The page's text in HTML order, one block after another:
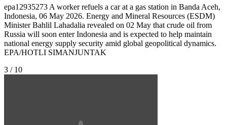
epa12935273 A worker refuels a car at a gas station in Banda Aceh,
Indonesia, 06 May 2026. Energy and Mineral Resources (ESDM)
Minister Bahlil Lahadalia revealed on 02 May that crude oil from
Russia will soon enter Indonesia and is expected to help maintain
national energy supply security amid global geopolitical dynamics.
EPA/HOTLI SIMANJUNTAK
3 / 10